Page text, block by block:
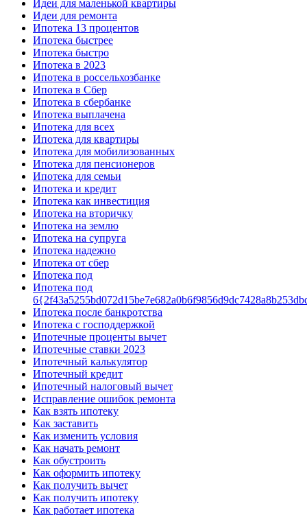
Идеи для маленькой квартиры
Идеи для ремонта
Ипотека 13 процентов
Ипотека быстрее
Ипотека быстро
Ипотека в 2023
Ипотека в россельхозбанке
Ипотека в Сбер
Ипотека в сбербанке
Ипотека выплачена
Ипотека для всех
Ипотека для квартиры
Ипотека для мобилизованных
Ипотека для пенсионеров
Ипотека для семьи
Ипотека и кредит
Ипотека как инвестиция
Ипотека на вторичку
Ипотека на землю
Ипотека на супруга
Ипотека надежно
Ипотека от сбер
Ипотека под
Ипотека под
Ипотека после банкротства
Ипотека с господдержкой
Ипотечные проценты вычет
Ипотечные ставки 2023
Ипотечный калькулятор
Ипотечный кредит
Ипотечный налоговый вычет
Исправление ошибок ремонта
Как взять ипотеку
Как заставить
Как изменить условия
Как начать ремонт
Как обустроить
Как оформить ипотеку
Как получить вычет
Как получить ипотеку
Как работает ипотека